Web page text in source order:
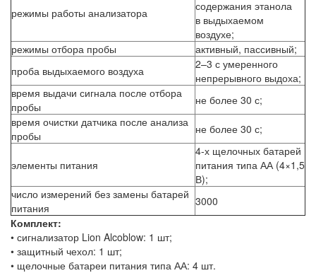
режимы работы анализатора
содержания этанола
в выдыхаемом
воздухе;
режимы отбора пробы
активный, пассивный;
проба выдыхаемого воздуха
2–3 с умеренного
непрерывного выдоха;
время выдачи сигнала после отбора
пробы
не более 30 с;
время очистки датчика после анализа
пробы
не более 30 с;
элементы питания
4-х щелочных батарей
питания типа АА (4×1,5
В);
число измерений без замены батарей
питания
3000
Комплект:
• сигнализатор Lion Alcoblow: 1 шт;
• защитный чехол: 1 шт;
• щелочные батареи питания типа АА: 4 шт.